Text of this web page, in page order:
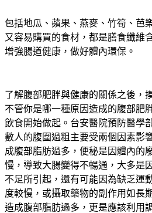
包括地瓜、蘋果、燕麥、竹筍、芭
又容易購買的食材，都是膳食纖維
增強腸道健康，做好體內環保。
了解腹部肥胖與健康的關係之後，
不管你是哪一種原因造成的腹部肥
飲食開始做起。台安醫院預防醫學
數人的腹圍過粗主要受兩個因素影
成腹部脂肪過多，便秘是因體內的
慢，導致大腸變得不暢通，大多是
不足所引起，還有可能因為缺乏運
度較慢，或攝取藥物的副作用如長
造成腹部脂肪過多，更是應該利用